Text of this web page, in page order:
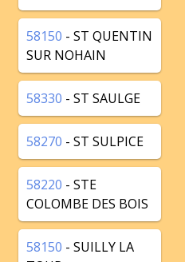
58150 - ST QUENTIN
SUR NOHAIN
58330 - ST SAULGE
58270 - ST SULPICE
58220 - STE
COLOMBE DES BOIS
58150 - SUILLY LA